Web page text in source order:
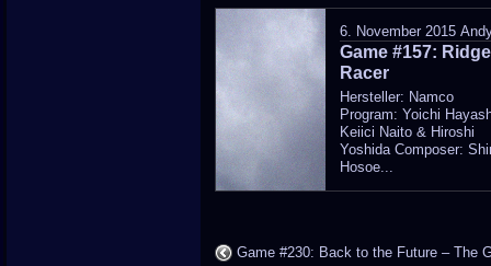
in
6. November 2015
Game #157: Ridge
Racer
Hersteller: Namco
Program: Yoichi
Keiici Naito & Hiroshi
Yoshida Composer:
Hosoe...
Game #230: Back to the Future – The